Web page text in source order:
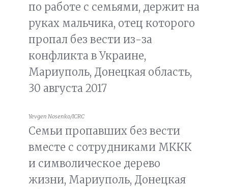
по работе с семьями, держит на
руках мальчика, отец которого
пропал без вести из-за
конфликта в Украине,
Мариуполь, Донецкая область,
30 августа 2017
Yevgen Nosenko/ICRC
Семьи пропавших без вести
вместе с сотрудниками МККК
и символическое дерево
жизни, Мариуполь, Донецкая